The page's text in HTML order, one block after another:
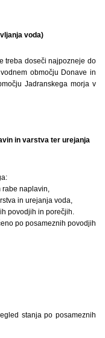
voda)
treba doseči najpozneje do
območju Donave in
Jadranskega morja v
in varstva ter urejanja
naplavin,
in urejanja voda,
povodjih in porečjih.
po posameznih povodjih
stanja po posameznih